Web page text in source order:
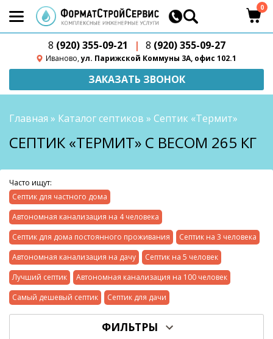
8 (920) 355-09-21 | 8 (920) 355-09-27
Иваново,ул. Парижской Коммуны 3А, офис 102.1
0
ЗАКАЗАТЬ ЗВОНОК
Главная » Каталог септиков » Септик «Термит»
СЕПТИК «ТЕРМИТ» С ВЕСОМ 265 КГ
Часто ищут:
Септик для частного дома
Автономная канализация на 4 человека
Септик для дома постоянного проживания
Септик на 3 человека
Автономная канализация на дачу
Септик на 5 человек
Лучший септик
Автономная канализация на 100 человек
Самый дешевый септик
Септик для дачи
ФИЛЬТРЫ